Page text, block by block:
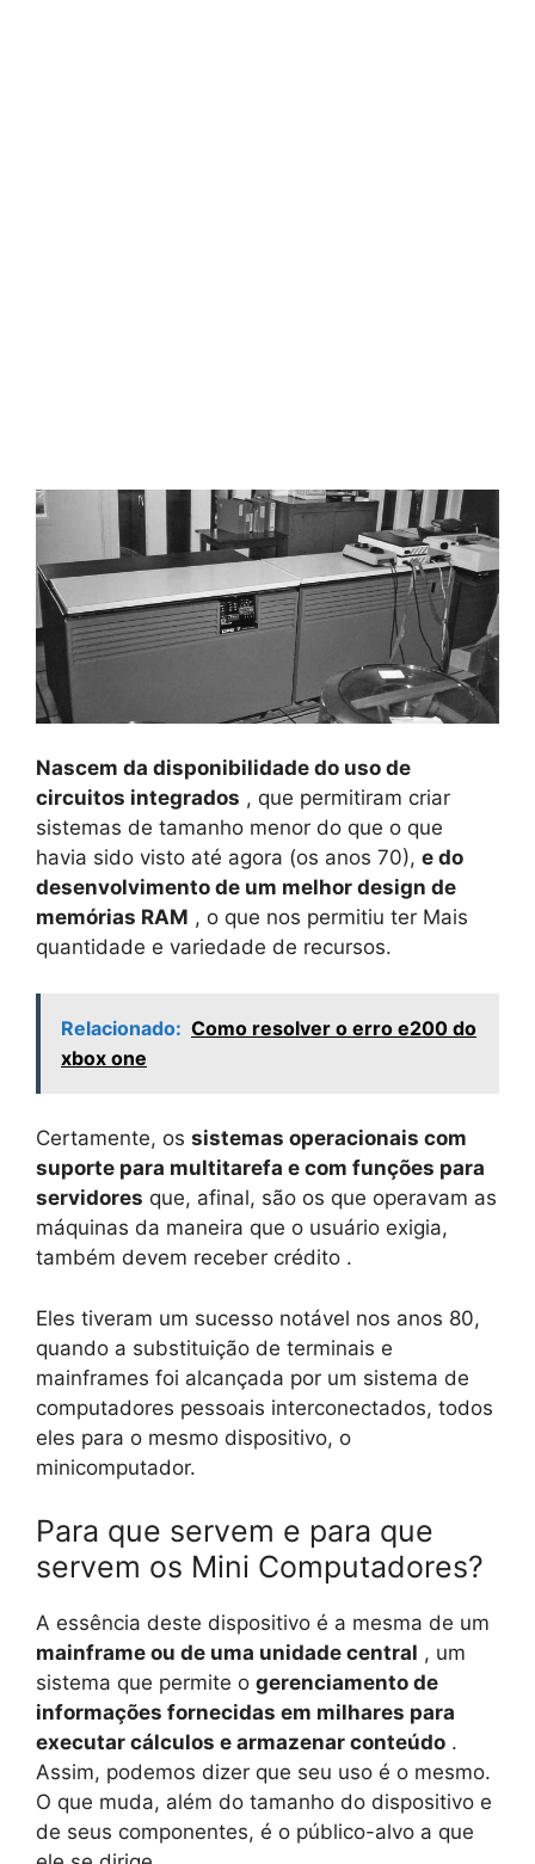
Nascem da disponibilidade do uso de
circuitos integrados , que permitiram criar
sistemas de tamanho menor do que o que
havia sido visto até agora (os anos 70), e do
desenvolvimento de um melhor design de
memórias RAM , o que nos permitiu ter Mais
quantidade e variedade de recursos.
Relacionado: Como resolver o erro e200 do
xbox one
Certamente, os sistemas operacionais com
suporte para multitarefa e com funções para
servidores que, afinal, são os que operavam as
máquinas da maneira que o usuário exigia,
também devem receber crédito .
Eles tiveram um sucesso notável nos anos 80,
quando a substituição de terminais e
mainframes foi alcançada por um sistema de
computadores pessoais interconectados, todos
eles para o mesmo dispositivo, o
minicomputador.
Para que servem e para que
servem os Mini Computadores?
A essência deste dispositivo é a mesma de um
mainframe ou de uma unidade central , um
sistema que permite o gerenciamento de
informações fornecidas em milhares para
executar cálculos e armazenar conteúdo .
Assim, podemos dizer que seu uso é o mesmo.
O que muda, além do tamanho do dispositivo e
de seus componentes, é o público-alvo a que